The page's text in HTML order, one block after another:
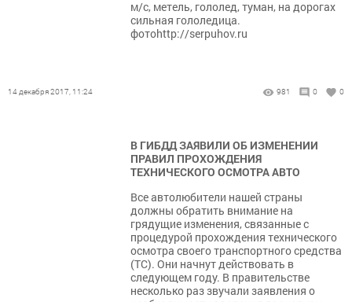
м/с, метель, гололед, туман, на дорогах
сильная гололедица.
фотоhttp://serpuhov.ru
14 декабря 2017, 11:24 981 0 0
В ГИБДД ЗАЯВИЛИ ОБ ИЗМЕНЕНИИ
ПРАВИЛ ПРОХОЖДЕНИЯ
ТЕХНИЧЕСКОГО ОСМОТРА АВТО
Все автолюбители нашей страны
должны обратить внимание на
грядущие изменения, связанные с
процедурой прохождения технического
осмотра своего транспортного средства
(ТС). Они начнут действовать в
следующем году. В правительстве
несколько раз звучали заявления о